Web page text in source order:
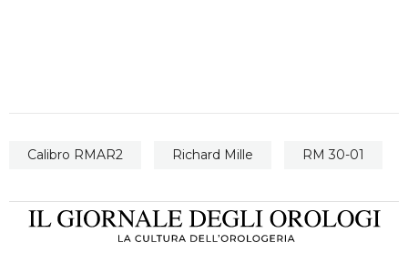
Calibro RMAR2 Richard Mille RM 30-01